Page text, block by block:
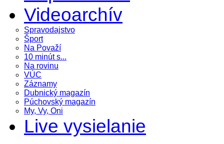
Videoarchív
Spravodajstvo
Šport
Na Považí
10 minút s...
Na rovinu
VÚC
Záznamy
Dubnický magazín
Púchovský magazín
My, Vy, Oni
Live vysielanie